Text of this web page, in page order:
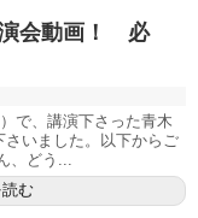
会動画！ 必
で、講演下さった青木
いました。以下からご
、どう...
む